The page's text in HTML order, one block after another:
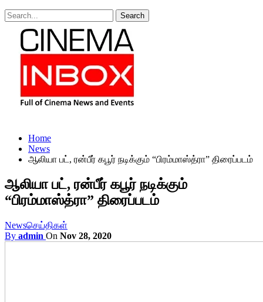
Home
News
ஆலியா பட், ரன்பீர் கபூர் நடிக்கும் “பிரம்மாஸ்த்ரா” திரைப்படம்
ஆலியா பட், ரன்பீர் கபூர் நடிக்கும்
“பிரம்மாஸ்த்ரா” திரைப்படம்
Newsசெய்திகள்
By admin On Nov 28, 2020